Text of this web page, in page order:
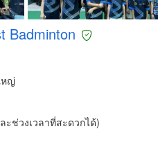
หญ่
ะช่วงเวลาที่สะดวกได้)